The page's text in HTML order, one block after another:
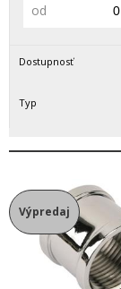
od
Dostupnosť
Typ
Výpredaj